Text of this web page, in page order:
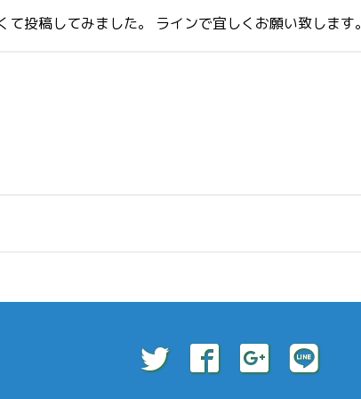
投稿してみました。 ラインで宜しくお願い致します。